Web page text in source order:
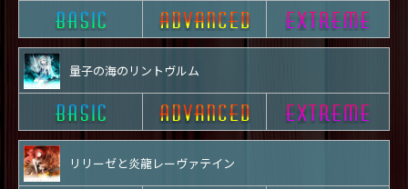
量子の海のリントヴルム
リリーゼと炎龍レーヴァテイン